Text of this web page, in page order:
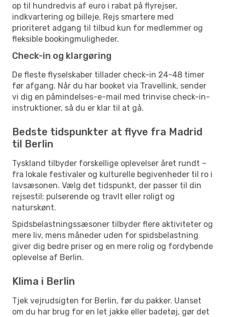
op til hundredvis af euro i rabat på flyrejser,
indkvartering og billeje. Rejs smartere med
prioriteret adgang til tilbud kun for medlemmer og
fleksible bookingmuligheder.
Check-in og klargøring
De fleste flyselskaber tillader check-in 24-48 timer
før afgang. Når du har booket via Travellink, sender
vi dig en påmindelses-e-mail med trinvise check-in-
instruktioner, så du er klar til at gå.
Bedste tidspunkter at flyve fra Madrid
til Berlin
Tyskland tilbyder forskellige oplevelser året rundt –
fra lokale festivaler og kulturelle begivenheder til ro i
lavsæsonen. Vælg det tidspunkt, der passer til din
rejsestil: pulserende og travlt eller roligt og
naturskønt.
Spidsbelastningssæsoner tilbyder flere aktiviteter og
mere liv, mens måneder uden for spidsbelastning
giver dig bedre priser og en mere rolig og fordybende
oplevelse af Berlin.
Klima i Berlin
Tjek vejrudsigten for Berlin, før du pakker. Uanset
om du har brug for en let jakke eller badetøj, gør det